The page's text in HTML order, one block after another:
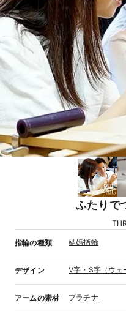
ふたりで
指輪の種類 結婚指輪
デザイン V字・S字（ウェ
アームの素材 プラチナ